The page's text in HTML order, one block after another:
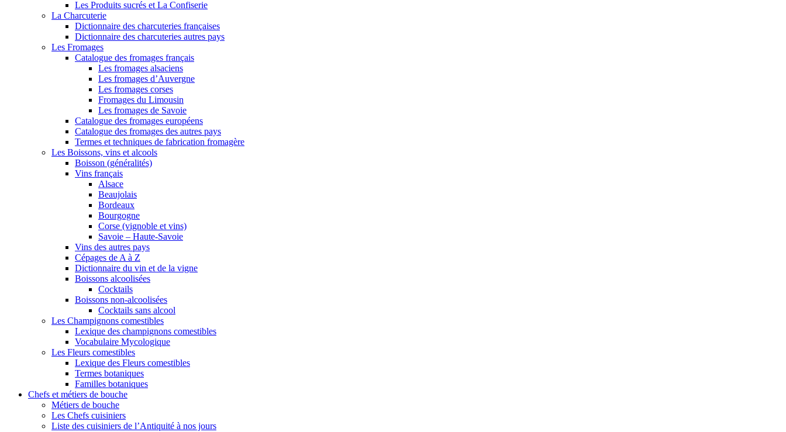
Les Produits sucrés et La Confiserie
La Charcuterie
Dictionnaire des charcuteries françaises
Dictionnaire des charcuteries autres pays
Les Fromages
Catalogue des fromages français
Les fromages alsaciens
Les fromages d’Auvergne
Les fromages corses
Fromages du Limousin
Les fromages de Savoie
Catalogue des fromages européens
Catalogue des fromages des autres pays
Termes et techniques de fabrication fromagère
Les Boissons, vins et alcools
Boisson (généralités)
Vins français
Alsace
Beaujolais
Bordeaux
Bourgogne
Corse (vignoble et vins)
Savoie – Haute-Savoie
Vins des autres pays
Cépages de A à Z
Dictionnaire du vin et de la vigne
Boissons alcoolisées
Cocktails
Boissons non-alcoolisées
Cocktails sans alcool
Les Champignons comestibles
Lexique des champignons comestibles
Vocabulaire Mycologique
Les Fleurs comestibles
Lexique des Fleurs comestibles
Termes botaniques
Familles botaniques
Chefs et métiers de bouche
Métiers de bouche
Les Chefs cuisiniers
Liste des cuisiniers de l’Antiquité à nos jours